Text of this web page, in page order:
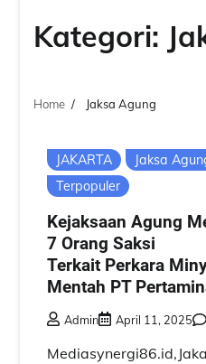
Kategori:
Home Jaksa Agung
JAKARTA
Jaksa
Terpopuler
Kejaksaan Agung
7 Orang Saksi
Terkait Perkara
Mentah PT
Admin April 11, 2025